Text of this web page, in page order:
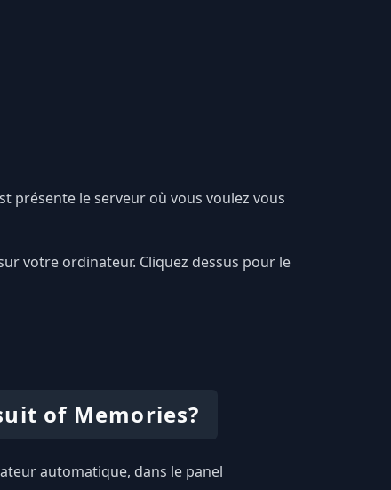
présente le serveur où vous voulez vous
votre ordinateur. Cliquez dessus pour le
of Memories?
automatique, dans le panel